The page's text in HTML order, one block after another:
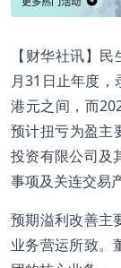
【财华社讯】
月31日止年度
港元之间，而
预计扭亏为盈主
投资有限公司及
事项及关连交易
预期溢利改善主
业务营运所致。